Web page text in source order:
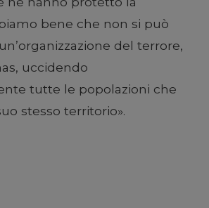
bene che non si può
del terrore,
uccidendo
tutte le popolazioni che
stesso territorio».